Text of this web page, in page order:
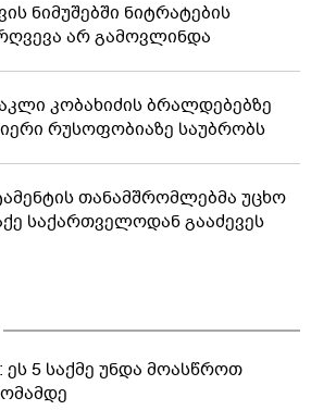
ნიმუშებში ნიტრატების
არ გამოვლინდა
კობახიძის ბრალდებებზე
რუსოფობიაზე საუბრობს
თანამშრომლებმა უცხო
საქართველოდან გააძევეს
ეს 5 საქმე უნდა მოასწროთ